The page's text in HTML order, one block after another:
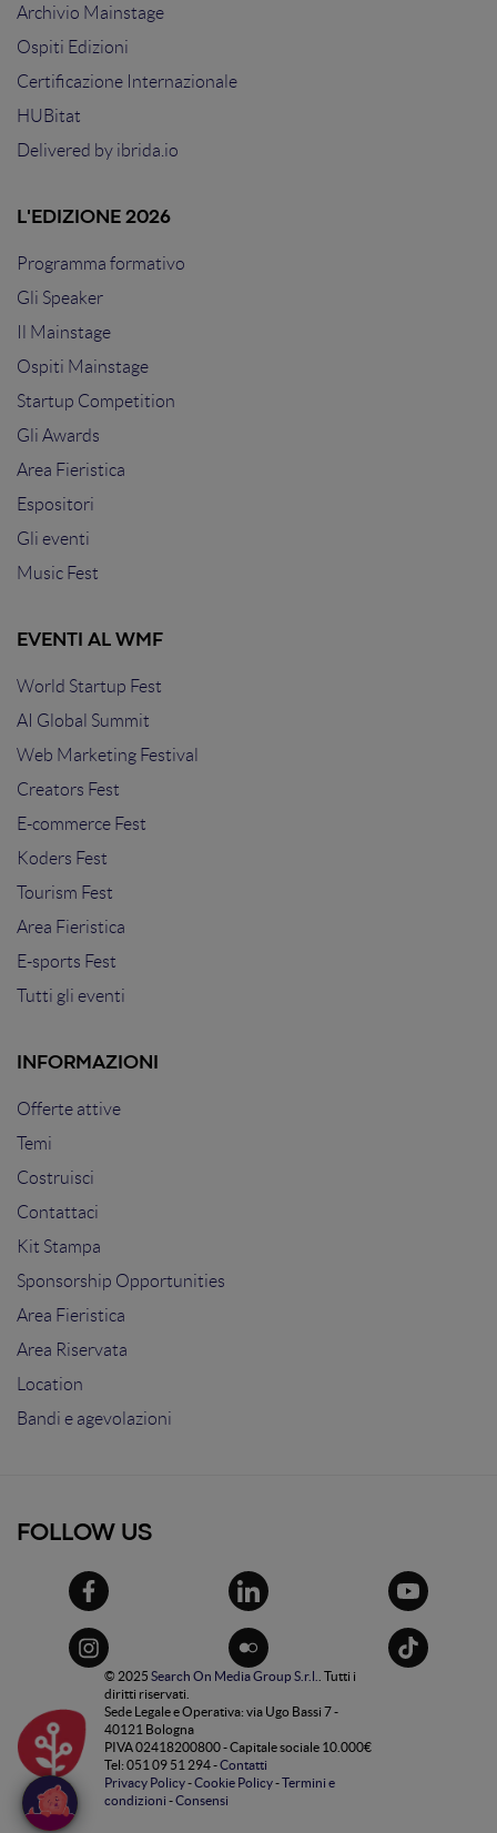
Archivio Mainstage
Ospiti Edizioni
Certificazione Internazionale
HUBitat
Delivered by ibrida.io
L'EDIZIONE 2026
Programma formativo
Gli Speaker
Il Mainstage
Ospiti Mainstage
Startup Competition
Gli Awards
Area Fieristica
Espositori
Gli eventi
Music Fest
EVENTI AL WMF
World Startup Fest
AI Global Summit
Web Marketing Festival
Creators Fest
E-commerce Fest
Koders Fest
Tourism Fest
Area Fieristica
E-sports Fest
Tutti gli eventi
INFORMAZIONI
Offerte attive
Temi
Costruisci
Contattaci
Kit Stampa
Sponsorship Opportunities
Area Fieristica
Area Riservata
Location
Bandi e agevolazioni
FOLLOW US
© 2025 Search On Media Group S.r.l.
. Tutti i
diritti riservati.
Sede Legale e Operativa: via Ugo Bassi 7 -
40121 Bologna
PIVA 02418200800 - Capitale sociale 10.000€
Tel: 051 09 51 294 -Contatti
Privacy Policy-Cookie Policy-Termini e
condizioni -Consensi